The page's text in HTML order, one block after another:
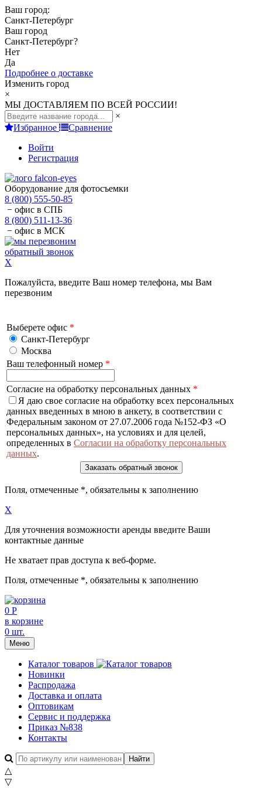
Ваш город:
Санкт-Петербург
Ваш город
Санкт-Петербург?
Нет
Да
Подробнее о доставке
Изменить город
×
МЫ ДОСТАВЛЯЕМ ПО ВСЕЙ РОССИИ!
×
Избранное
Сравнение
Войти
Регистрация
Оборудование для фотосъемки
8 (800) 555-50-85
− офис в СПБ
8 (800) 511-13-36
− офис в МСК
обратный звонок
X
Пожалуйста, введите Ваш номер телефона, мы Вам
перезвоним
Выберете офис *
Санкт-Петербург
Москва
Ваш телефонный номер *
Согласие на обработку персональных данных *
Я даю свое согласие на обработку всех персональных
данных введенных в мною в анкету, в соответствии с
Федеральным законом от 27.07.2006 года №152-ФЗ «О
персональных данных», на условиях и для целей,
определенных в Согласии на обработку персональных
данных.
Поля, отмеченные *, обязательны к заполнению
X
Для уточнения возможности аренды введите Ваши
контактные данные
Не хватает прав доступа к веб-форме.
Поля, отмеченные *, обязательны к заполнению
0 Р
в корзине
0 шт.
Меню
Каталог товаров
Новинки
Распродажа
Доставка и оплата
Оптовикам
Сервис и поддержка
Приказ №838
Контакты
△
▽